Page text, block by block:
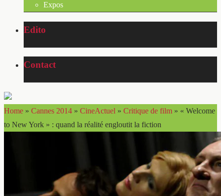
Expos
Edito
Contact
Home » Cannes 2014 » CineActuel » Critique de film » « Welcome
to New York » : quand la réalité engloutit la fiction